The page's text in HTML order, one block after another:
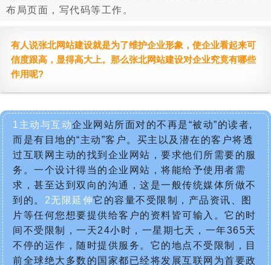
布局页面，写代码等工作。
有人说张北网站建设就是为了维护企业形象，使企业看起来可
信度跟高，显得高大上。那么张北网站建设对企业究竟有哪些
作用呢?
1主动与互动企业网站所面对的不再是“被动”的读者,
而是有目地的“主动”客户。买主以及潜在的客户将透
过互联网主动的找到企业网站，要求他们所需要的服
务。一个设计得当的企业网站，将能给予使用者需
求，甚至达到双向的沟通，这是一般传统媒体所做不
到的。 2无限延伸它的容量不受限制，产品资讯、图
片等任何您想要提供给客户的资料皆可输入。它的时
间不受限制，一天24小时，一星期七天，一年365天
不停的运作，随时提供服务。它的地点不受限制，目
前全球绝大多数的国家都已经将发展互联网为首要政